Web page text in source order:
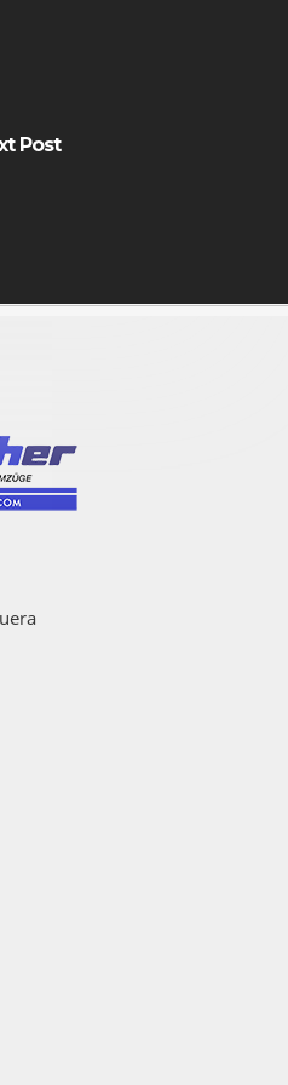
Post